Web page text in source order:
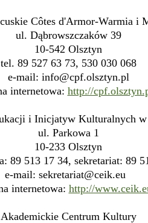
Côtes d'Armor-Warmia i
ul. Dąbrowszczaków 39
10-542 Olsztyn
tel. 89 527 63 73, 530 030 068
e-mail: info@cpf.olsztyn.pl
internetowa: http://
i Inicjatyw Kulturalnych
ul. Parkowa 1
10-233 Olsztyn
89 513 17 34, sekretariat: 89
e-mail: sekretariat@ceik.eu
internetowa: http://
Akademickie Centrum Kultury